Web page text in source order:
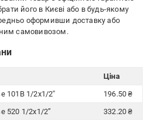
його в Києві або в будь-якому
оформивши доставку або
самовивозом.
Ціна
101B 1/2х1/2''
196.50 ₴
520 1/2x1/2”
332.20 ₴